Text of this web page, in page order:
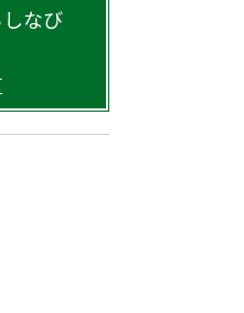
なび